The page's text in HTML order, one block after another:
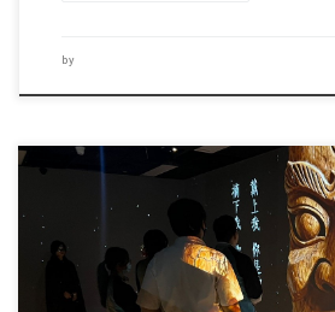
by
本次作品展在五月份彙 […]